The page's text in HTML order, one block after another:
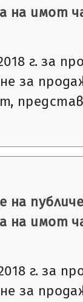
на имот
г. за
за
на
на имот
г. за
за